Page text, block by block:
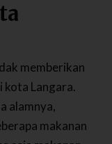
memberikan
kota Langara.
alamnya,
makanan